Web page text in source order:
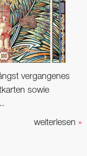
vergangenes
sowie
weiterlesen »